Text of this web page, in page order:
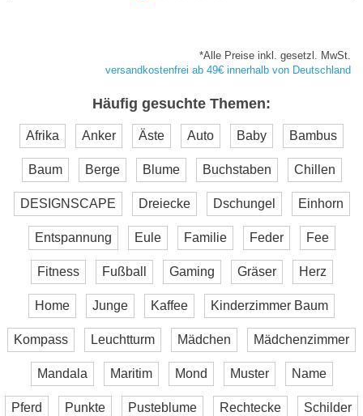
*Alle Preise inkl. gesetzl. MwSt.
versandkostenfrei ab 49€ innerhalb von Deutschland
Häufig gesuchte Themen:
Afrika Anker Äste Auto Baby Bambus
Baum Berge Blume Buchstaben Chillen
DESIGNSCAPE Dreiecke Dschungel Einhorn
Entspannung Eule Familie Feder Fee
Fitness Fußball Gaming Gräser Herz
Home Junge Kaffee Kinderzimmer Baum
Kompass Leuchtturm Mädchen Mädchenzimmer
Mandala Maritim Mond Muster Name
Pferd Punkte Pusteblume Rechtecke Schilder